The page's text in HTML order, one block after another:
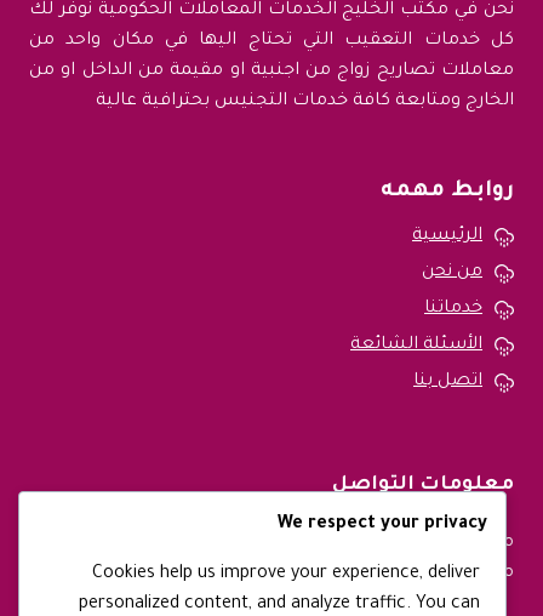
نحن في مكتب الخليج الخدمات المعاملات الحكومية نوفر لك
كل خدمات التعقيب التي تحتاج اليها في مكان واحد من
معاملات تصاريح زواج من اجنبية او مقيمة من الداخل او من
الخارج ومتابعة كافة خدمات التجنيس بحترافية عالية
روابط مهمه
الرئيسية
من نحن
خدماتنا
الأسئلة الشائعة
اتصل بنا
معلومات التواصل
متواجدين طوال ايام الاسبوع ونقوم بتقديم خدماتنا في جميع
مدن المملكة العربية السعودية
We respect your privacy
Cookies help us improve your experience, deliver
personalized content, and analyze traffic. You can